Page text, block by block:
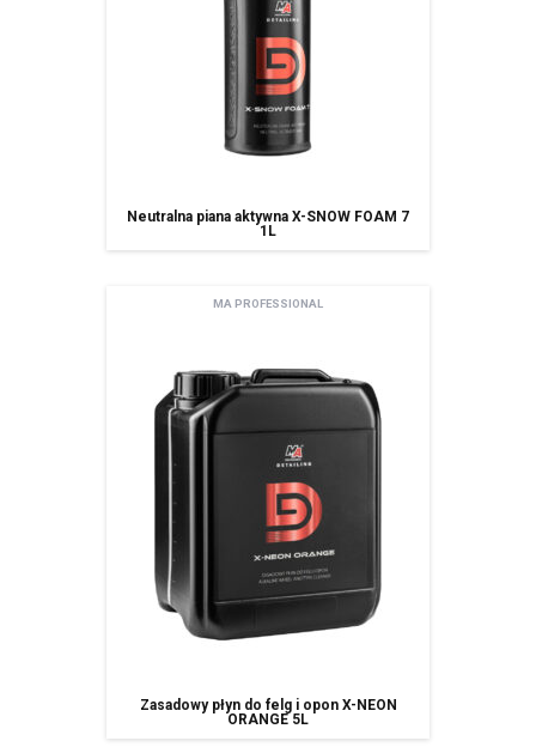
Neutralna piana aktywna X-SNOW FOAM 7
1L
MA PROFESSIONAL
Zasadowy płyn do felg i opon X-NEON
ORANGE 5L
na podstawie przepisów prawa,
podmioty, którym Spóła powierzyła przetwarzanie danych
osobowych (Mailchimp)
spółki należące do grupy kapitałowej
Pani/Pana dane osobowe przechowywane będą do momentu
odwołania zgody na korzystanie z usługi newsletter,
przenoszenia danych, prawo wniesienia sprzeciwu, prawo do
cofnięcia zgody w dowolnym momencie bez wpływu na zgodność z
ma Pani/Pan prawo wniesienia skargi do organu nadzorczego,
podanie danych osobowych jest dobrowolne ale niezbędne do
korzystania z usługi newsletter.